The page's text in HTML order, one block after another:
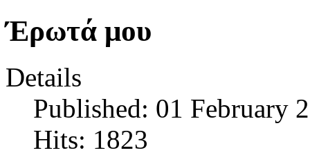
Έρωτά μου
Details
Published: 01 February
Hits: 1823